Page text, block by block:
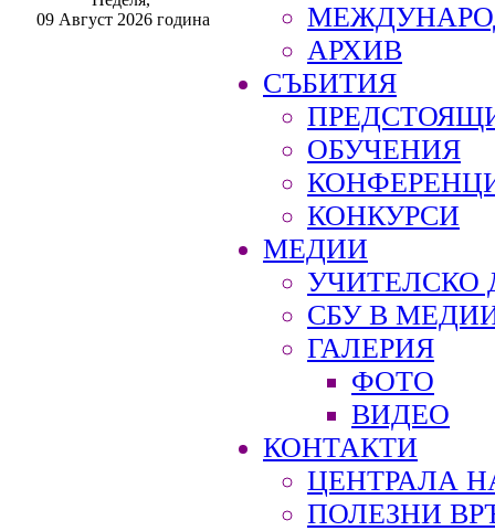
09 Август 2026 година
АРХИВ
СЪБИТИЯ
ОБУЧЕНИЯ
КОНКУРСИ
МЕДИИ
УЧИТЕЛСКО
СБУ В
ГАЛЕРИЯ
ФОТО
ВИДЕО
КОНТАКТИ
ЦЕНТРАЛА
ПОЛЕЗНИ